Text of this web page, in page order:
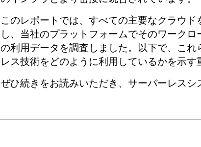
このレポートでは、すべての主要なクラウ
し、当社のプラットフォームでそのワーク
の利用データを調査しました。以下で、こ
レス技術をどのように利用しているかを示す
ぜひ続きをお読みいただき、サーバーレスシ